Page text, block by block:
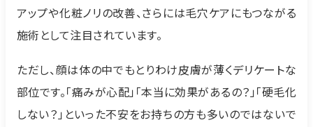
アップや化粧ノリの改善、さらには毛穴ケアにもつながる
施術として注目されています。
ただし、顔は体の中でもとりわけ皮膚が薄くデリケートな
部位です。「痛みが心配」「本当に効果があるの？」「硬毛化
しない？」といった不安をお持ちの方も多いのではないで